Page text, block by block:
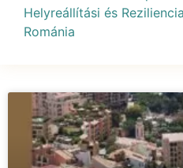
Helyreállítási és
Románia